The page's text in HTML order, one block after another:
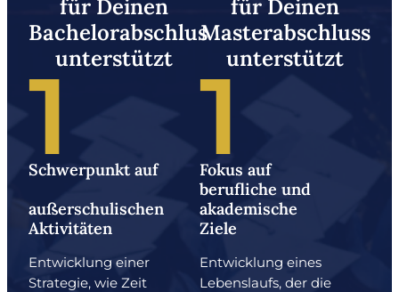
für Deinen
Bachelorabschlus
unterstützt
1
Schwerpunkt auf
außerschulischen
Aktivitäten
Entwicklung einer
Strategie, wie Zeit
für Deinen
Masterabschluss
unterstützt​
1
Fokus auf
berufliche und
akademische
Ziele​
Entwicklung eines
Lebenslaufs, der die